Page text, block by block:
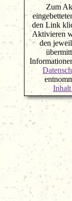
Zum
den Link
Aktivieren
den
Inhalt